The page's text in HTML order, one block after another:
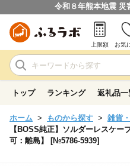
令和８年熊本地震 災
上限額 お気
トップ ランキング 返礼品一
ホーム ものから探す 雑貨
【BOSS純正】ソルダーレスケ
可：離島】 [№5786-5939]